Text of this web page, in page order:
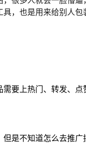
，也是用来给别人包
要上热门、转发、
是不知道怎么去推